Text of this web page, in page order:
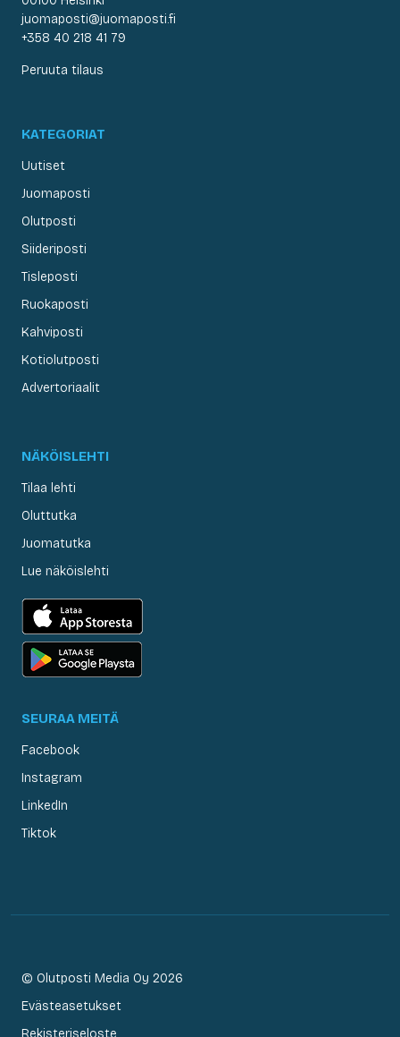
juomaposti@juomaposti.fi
+358 40 218 41 79
Peruuta tilaus
KATEGORIAT
Uutiset
Juomaposti
Olutposti
Siideriposti
Tisleposti
Ruokaposti
Kahviposti
Kotiolutposti
Advertoriaalit
NÄKÖISLEHTI
Tilaa lehti
Oluttutka
Juomatutka
Lue näköislehti
SEURAA MEITÄ
Facebook
Instagram
LinkedIn
Tiktok
© Olutposti Media Oy 2026
Evästeasetukset
Rekisteriseloste